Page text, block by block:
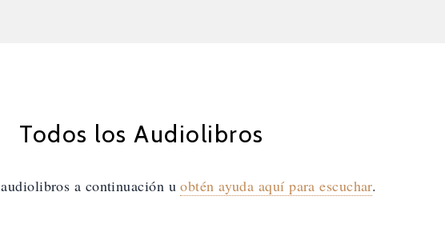
Todos los Audiolibros
audiolibros a continuación u obtén ayuda aquí para escuchar.